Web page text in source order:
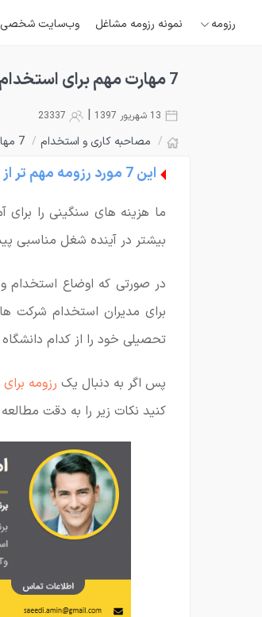
رزومه نمونه رزومه مشاغل وب‌سایت شخصی
7 مهارت مهم برای استخدام شدن و پیدا کردن کار مناسب
|
/ مصاحبه کاری و استخدام / 7 مهارت مهم برای استخدام شدن و پیدا کردن کار مناسب
این 7 مورد رزومه مهم تر از تحصیلات است.
ما هزینه های سنگینی را
بیشتر در آینده شغل مناسبی
در صورتی که اوضاع استخدام
برای مدیران استخدام شرکت
تحصیلی خود را از کدام
پس اگر به دنبال یک رزومه
کنید نکات زیر را به دقت